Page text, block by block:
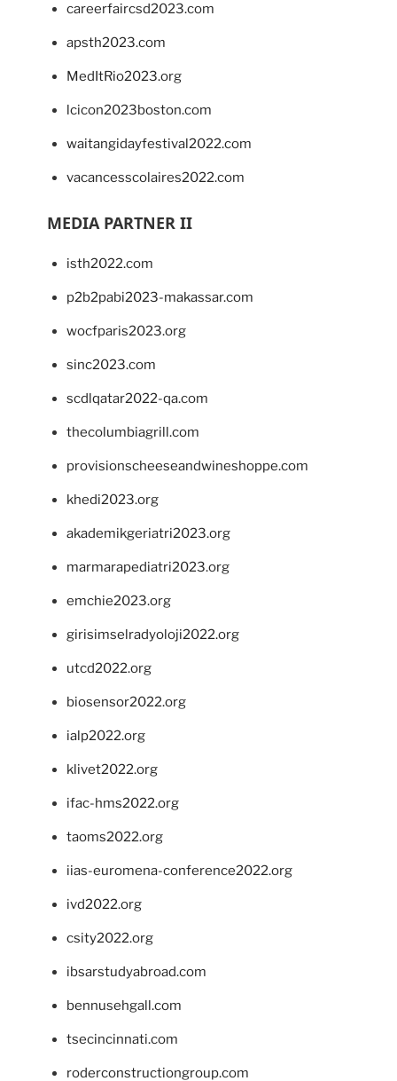
careerfaircsd2023.com
apsth2023.com
MedItRio2023.org
lcicon2023boston.com
waitangidayfestival2022.com
vacancesscolaires2022.com
MEDIA PARTNER II
isth2022.com
p2b2pabi2023-makassar.com
wocfparis2023.org
sinc2023.com
scdlqatar2022-qa.com
thecolumbiagrill.com
provisionscheeseandwineshoppe.com
khedi2023.org
akademikgeriatri2023.org
marmarapediatri2023.org
emchie2023.org
girisimselradyoloji2022.org
utcd2022.org
biosensor2022.org
ialp2022.org
klivet2022.org
ifac-hms2022.org
taoms2022.org
iias-euromena-conference2022.org
ivd2022.org
csity2022.org
ibsarstudyabroad.com
bennusehgall.com
tsecincinnati.com
roderconstructiongroup.com